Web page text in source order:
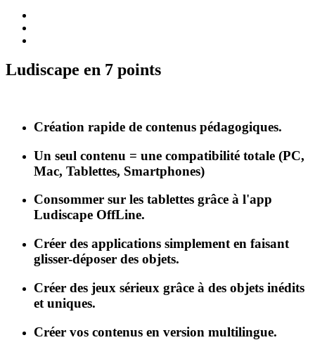
Ludiscape en 7 points
Création rapide de contenus pédagogiques.
Un seul contenu = une compatibilité totale (PC,
Mac, Tablettes, Smartphones)
Consommer sur les tablettes grâce à l'app
Ludiscape OffLine.
Créer des applications simplement en faisant
glisser-déposer des objets.
Créer des jeux sérieux grâce à des objets inédits
et uniques.
Créer vos contenus en version multilingue.